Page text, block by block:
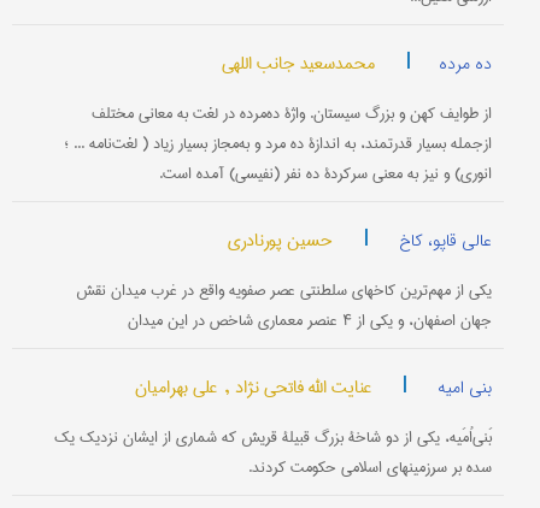
ده مرده | محمدسعید جانب اللهی
از طوایف کهن و بزرگ سیستان. واژۀ ده‌مرده در لغت به معانی مختلف
ازجمله بسیار قدرتمند، به اندازۀ ده مرد و به‌مجاز بسیار زیاد ( لغت‌نامه ... ؛
انوری) و نیز به معنی سرکردۀ ده نفر (نفیسی) آمده است.
عالی قاپو، کاخ | حسین پورنادری
یکی از مهم‌ترین کاخهای سلطنتی عصر صفویه واقع در غرب میدان نقش
جهان اصفهان، و یکی از ۴ عنصر معماری شاخص در این میدان
بنی امیه | عنایت الله فاتحی نژاد , علی بهرامیان
بَنی‌اُمَیه، یكی از دو شاخۀ بزرگ قبیلۀ قریش كه شماری از ایشان نزدیك یك
سده بر سرزمینهای اسلامی حكومت كردند.